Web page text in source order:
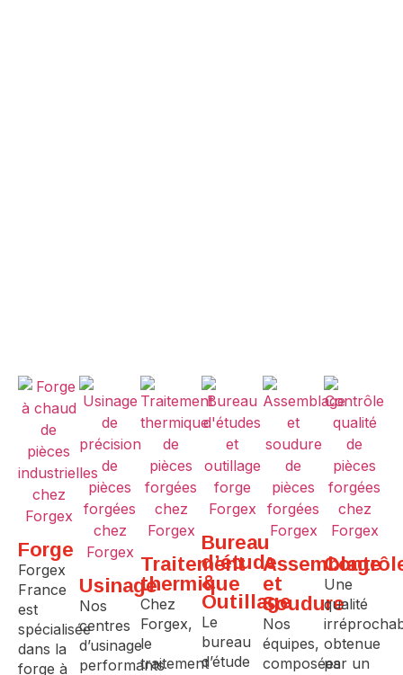
Forge
Forgex
France
est
spécialisée
dans la
forge à
Usinage
Nos
centres
d’usinage
performants
Traitement
thermique
Chez
Forgex,
le
traitement
Bureau
d’étude
&
Outillage
Le
bureau
d’étude
Assemblage
et
Soudure
Nos
équipes,
composées
Une
qualité
obtenue
par un